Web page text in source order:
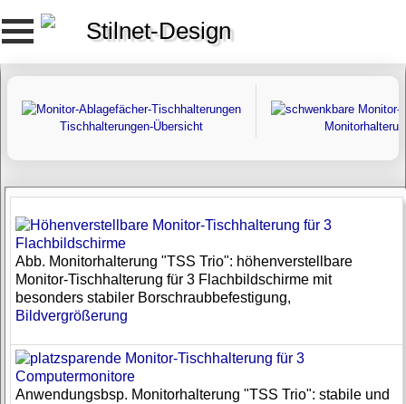
Stilnet-Design
Tischhalterungen-Übersicht
Abb. Monitorhalterung "TSS Trio": höhenverstellbare
Monitor-Tischhalterung für 3 Flachbildschirme mit
besonders stabiler Borschraubbefestigung,
Bildvergrößerung
Anwendungsbsp. Monitorhalterung "TSS Trio": stabile und